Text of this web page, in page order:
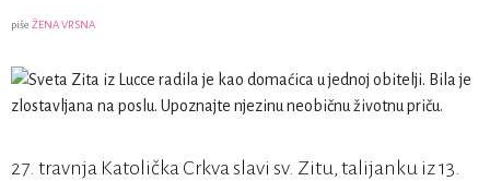
piše ŽENA VRSNA
27. travnja Katolička Crkva slavi sv. Zitu, talijanku iz 13.